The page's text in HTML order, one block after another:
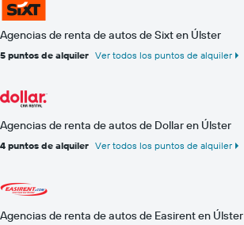
Agencias de renta de autos de Sixt en Úlster
5 puntos de alquiler Ver todos los puntos de alquiler
Agencias de renta de autos de Dollar en Úlster
4 puntos de alquiler Ver todos los puntos de alquiler
Agencias de renta de autos de Easirent en Úlster